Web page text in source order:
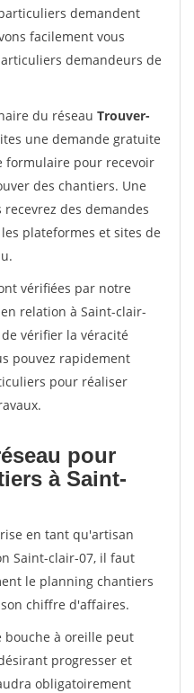
demandent
facilement vous
demandeurs de
du réseau Trouver-
une demande gratuite
formulaire pour recevoir
des chantiers. Une
des demandes
plateformes et sites de
vérifiées par notre
relation à Saint-clair-
vérifier la véracité
pouvez rapidement
pour réaliser
pour
à Saint-
en tant qu'artisan
Saint-clair-07, il faut
le planning chantiers
chiffre d'affaires.
bouche à oreille peut
progresser et
obligatoirement